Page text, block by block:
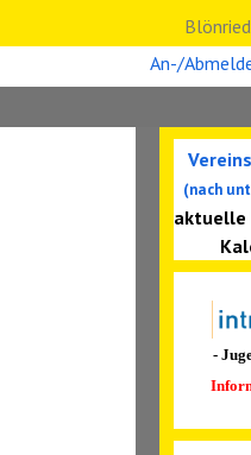
An-/
(nach
aktuelle
-